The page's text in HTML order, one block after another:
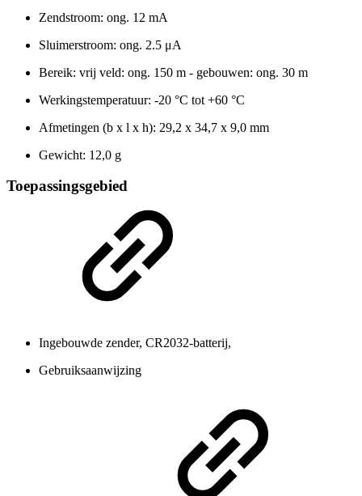
Zendstroom: ong. 12 mA
Sluimerstroom: ong. 2.5 μA
Bereik: vrij veld: ong. 150 m - gebouwen: ong. 30 m
Werkingstemperatuur: -20 °C tot +60 °C
Afmetingen (b x l x h): 29,2 x 34,7 x 9,0 mm
Gewicht: 12,0 g
Toepassingsgebied
Ingebouwde zender, CR2032-batterij,
Gebruiksaanwijzing